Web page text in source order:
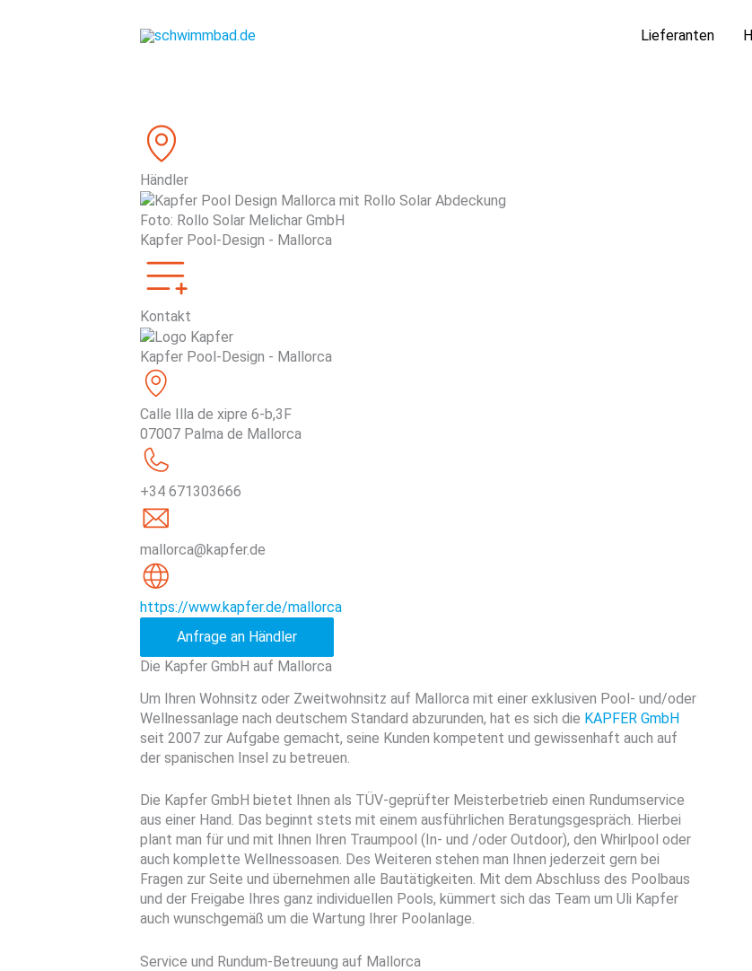
Lieferanten
Händler
Foto: Rollo Solar Melichar GmbH
Kapfer Pool-Design - Mallorca
Kontakt
Kapfer Pool-Design - Mallorca
Calle Illa de xipre 6-b,3F
07007 Palma de Mallorca
+34 671303666
mallorca@kapfer.de
https://www.kapfer.de/mallorca
Anfrage an Händler
Die Kapfer GmbH auf Mallorca
Um Ihren Wohnsitz oder Zweitwohnsitz auf Mallorca mit einer exklusiven Pool- und/oder
Wellnessanlage nach deutschem Standard abzurunden, hat es sich die KAPFER GmbH
seit 2007 zur Aufgabe gemacht, seine Kunden kompetent und gewissenhaft auch auf
der spanischen Insel zu betreuen.
Die Kapfer GmbH bietet Ihnen als TÜV-geprüfter Meisterbetrieb einen Rundumservice
aus einer Hand. Das beginnt stets mit einem ausführlichen Beratungsgespräch. Hierbei
plant man für und mit Ihnen Ihren Traumpool (In- und /oder Outdoor), den Whirlpool oder
auch komplette Wellnessoasen. Des Weiteren stehen man Ihnen jederzeit gern bei
Fragen zur Seite und übernehmen alle Bautätigkeiten. Mit dem Abschluss des Poolbaus
und der Freigabe Ihres ganz individuellen Pools, kümmert sich das Team um Uli Kapfer
auch wunschgemäß um die Wartung Ihrer Poolanlage.
Service und Rundum-Betreuung auf Mallorca